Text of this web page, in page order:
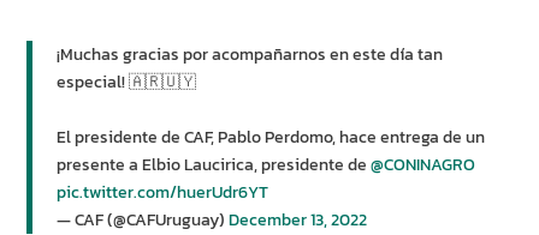
¡Muchas gracias por acompañarnos en este día tan
especial! 🇦🇷🇺🇾
El presidente de CAF, Pablo Perdomo, hace entrega de un
presente a Elbio Laucirica, presidente de@CONINAGRO
pic.twitter.com/huerUdr6YT
— CAF (@CAFUruguay)December 13, 2022